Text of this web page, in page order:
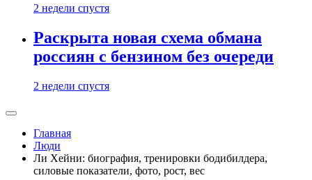
2 недели спустя
Раскрыта новая схема обмана
россиян с бензином без очереди
2 недели спустя
Главная
Люди
Ли Хейни: биография, тренировки бодибилдера,
силовые показатели, фото, рост, вес